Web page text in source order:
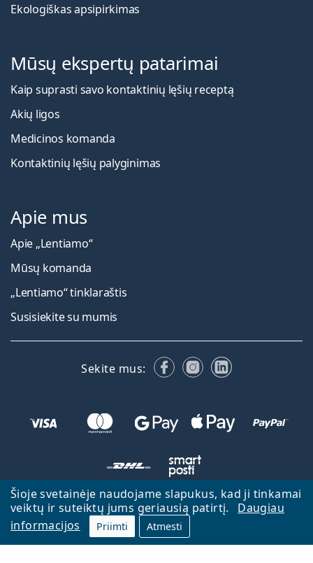
Šioje svetainėje naudojame slapukus, kad ji tinkamai
veiktų ir suteiktų jums geriausią patirtį.
Daugiau
informacijos
Priimti Atmesti
Ekologiškas apsipirkimas
Mūsų ekspertų patarimai
Kaip suprasti savo kontaktinių lęšių receptą
Akių ligos
Medicinos komanda
Kontaktinių lęšių palyginimas
Apie mus
Apie „Lentiamo“
Mūsų komanda
„Lentiamo“ tinklaraštis
Susisiekite su mumis
Sekite mus: FacebookInstagram
LinkedIn
Atgal į pagrindinį puslapį
Eiti aukštyn
Lentiamo.lt priklauso ir yra valdoma Lentiamo s.r.o., Čekija
Veikiame jau 18 metų